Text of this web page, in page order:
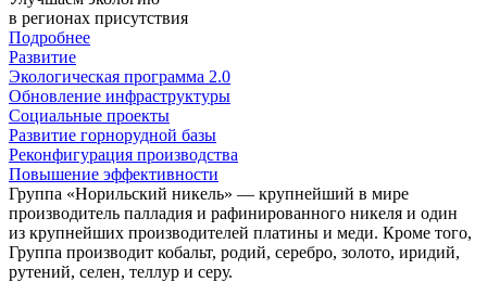
в регионах присутствия
Подробнее
Развитие
Экологическая программа 2.0
Обновление инфраструктуры
Социальные проекты
Развитие горнорудной базы
Реконфигурация производства
Повышение эффективности
Группа «Норильский никель» — крупнейший в мире
производитель палладия и рафинированного никеля и один
из крупнейших производителей платины и меди. Кроме того,
Группа производит кобальт, родий, серебро, золото, иридий,
рутений, селен, теллур и серу.